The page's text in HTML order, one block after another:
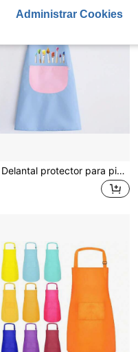
1 pieza Delantal protector para pintura para niños de 6 a 8 años, delantal de pintura para niños de jardín de infantes, se ajusta a niños de aproximadamente 1,1 a 1,3 metros de altura
Administrar Cookies